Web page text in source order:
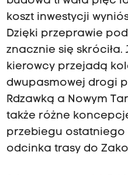
koszt inwestycji
Dzięki przeprawie
znacznie się skróciła.
kierowcy przejadą
dwupasmowej drogi
Rdzawką a Nowym
także różne
przebiegu
odcinka trasy do